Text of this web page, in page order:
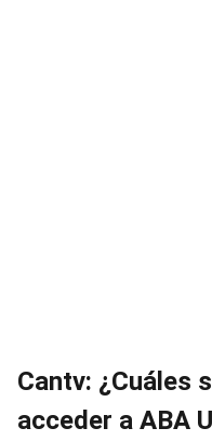
Cantv: ¿Cuáles
acceder a ABA